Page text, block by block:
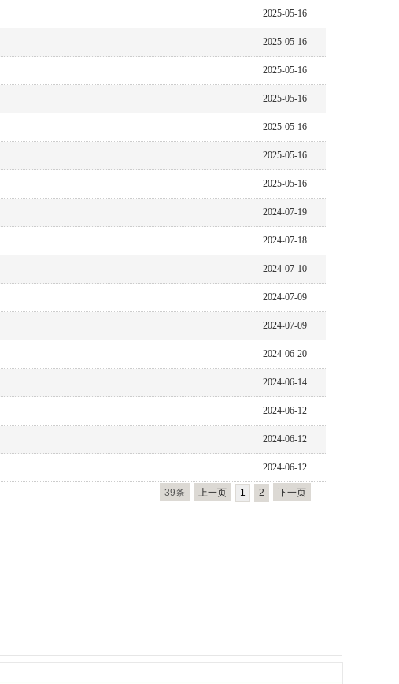
2025-05-16
2025-05-16
2025-05-16
2025-05-16
2025-05-16
2025-05-16
2025-05-16
2024-07-19
2024-07-18
2024-07-10
2024-07-09
2024-07-09
2024-06-20
2024-06-14
2024-06-12
2024-06-12
2024-06-12
39条 上一页 1 2 下一页